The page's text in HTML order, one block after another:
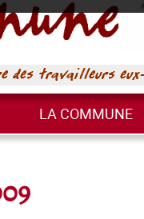
LA COMMUNE